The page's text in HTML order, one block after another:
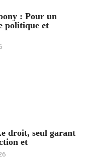
: Pour un
politique et
droit, seul garant
et